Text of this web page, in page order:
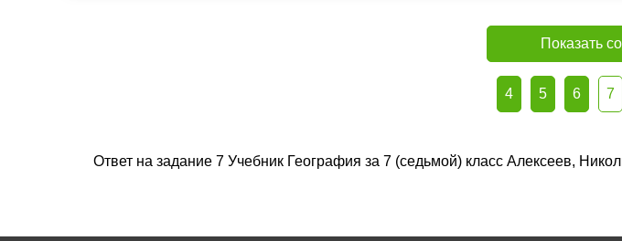
Показать
4 5 6 7
Ответ на задание 7 Учебник География за 7 (седьмой) класс Алексеев,